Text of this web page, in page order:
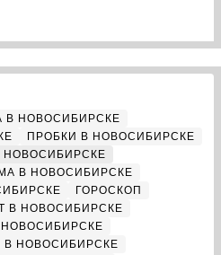
В НОВОСИБИРСКЕ
ПРОБКИ В НОВОСИБИРСКЕ
В НОВОСИБИРСКЕ
ГОРОСКОП
В НОВОСИБИРСКЕ
НОВОСИБИРСКЕ